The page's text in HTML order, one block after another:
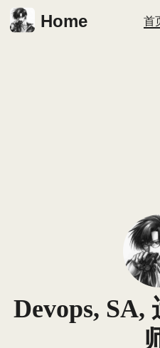
Home 首
Devops, SA,